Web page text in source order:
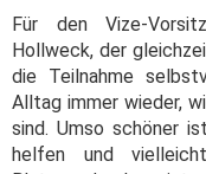
Für den Vize-
Hollweck, der
die Teilnahme
Alltag immer wieder,
sind. Umso schöner
helfen und